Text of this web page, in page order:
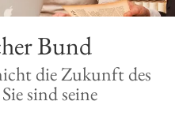
v
a
Bund
die Zukunft des
sind seine